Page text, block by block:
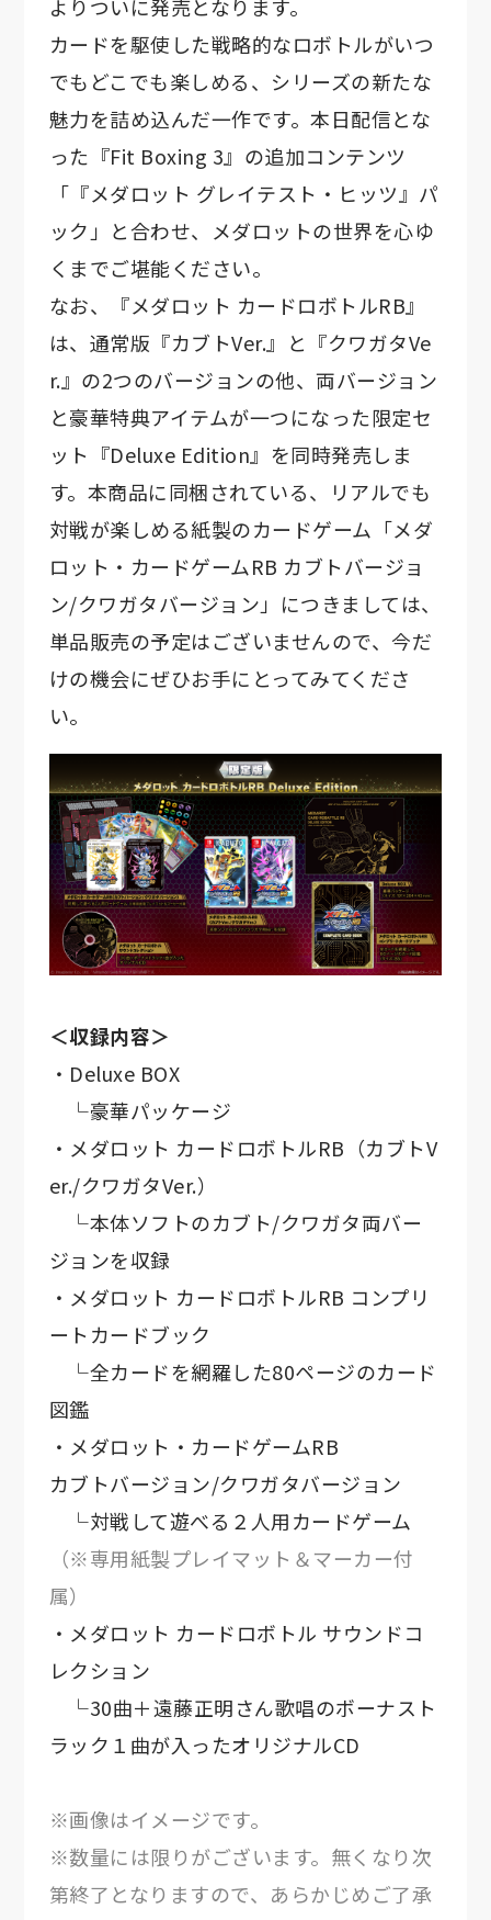
よりついに発売となります。
カードを駆使した戦略的なロボトルがいつ
でもどこでも楽しめる、シリーズの新たな
魅力を詰め込んだ一作です。本日配信とな
った『Fit Boxing 3』の追加コンテンツ
「『メダロット グレイテスト・ヒッツ』パ
ック」と合わせ、メダロットの世界を心ゆ
くまでご堪能ください。
なお、『メダロット カードロボトルRB』
は、通常版『カブトVer.』と『クワガタVe
r.』の2つのバージョンの他、両バージョン
と豪華特典アイテムが一つになった限定セ
ット『Deluxe Edition』を同時発売しま
す。本商品に同梱されている、リアルでも
対戦が楽しめる紙製のカードゲーム「メダ
ロット・カードゲームRB カブトバージョ
ン/クワガタバージョン」につきましては、
単品販売の予定はございませんので、今だ
けの機会にぜひお手にとってみてくださ
い。
＜収録内容＞
・Deluxe BOX
└豪華パッケージ
・メダロット カードロボトルRB（カブトV
er./クワガタVer.）
└本体ソフトのカブト/クワガタ両バー
ジョンを収録
・メダロット カードロボトルRB コンプリ
ートカードブック
└全カードを網羅した80ページのカード
図鑑
・メダロット・カードゲームRB
カブトバージョン/クワガタバージョン
└対戦して遊べる２人用カードゲーム
（※専用紙製プレイマット＆マーカー付
属）
・メダロット カードロボトル サウンドコ
レクション
└30曲＋遠藤正明さん歌唱のボーナスト
ラック１曲が入ったオリジナルCD
※画像はイメージです。
※数量には限りがございます。無くなり次
第終了となりますので、あらかじめご了承